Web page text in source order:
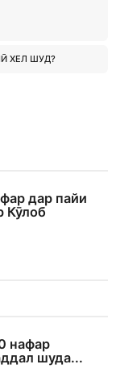
ХЕЛ ШУД?
дар пайи
Кӯлоб
нафар
шуда...